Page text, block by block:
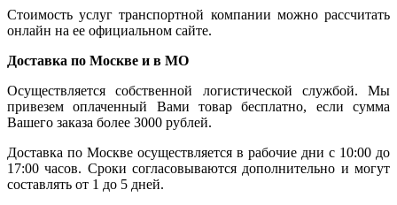
Стоимость услуг транспортной компании можно рассчитать
онлайн на ее официальном сайте.
Доставка по Москве и в МО
Осуществляется собственной логистической службой. Мы
привезем оплаченный Вами товар бесплатно, если сумма
Вашего заказа более 3000 рублей.
Доставка по Москве осуществляется в рабочие дни с 10:00 до
17:00 часов. Сроки согласовываются дополнительно и могут
составлять от 1 до 5 дней.